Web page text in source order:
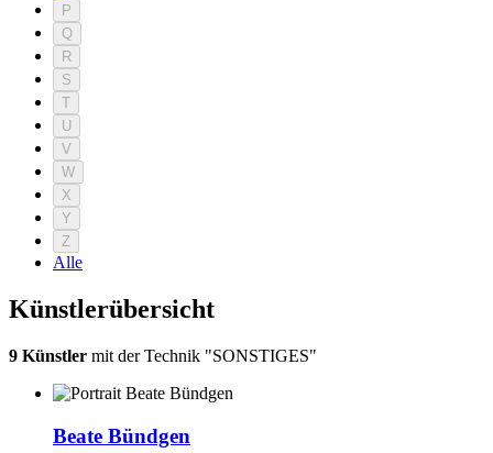
P
Q
R
S
T
U
V
W
X
Y
Z
Alle
Künstlerübersicht
9 Künstler mit der Technik "SONSTIGES"
Beate Bündgen